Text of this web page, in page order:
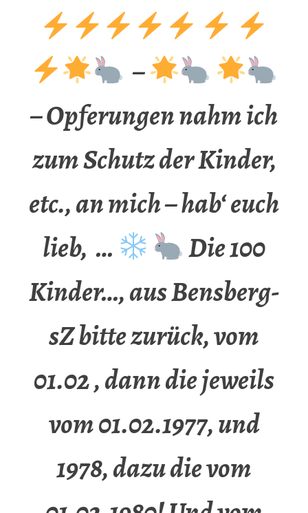
–
– Opferungen nahm ich
zum Schutz der Kinder,
etc., an mich – hab‘ euch
lieb, …
Die 100
Kinder…, aus Bensberg-
sZ bitte zurück, vom
01.02 , dann die jeweils
vom 01.02.1977, und
1978, dazu die vom